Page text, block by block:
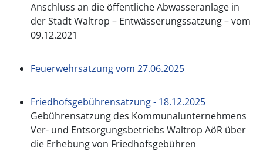
Anschluss an die öffentliche Abwasseranlage in
der Stadt Waltrop – Entwässerungssatzung – vom
09.12.2021
Feuerwehrsatzung vom 27.06.2025
Friedhofsgebührensatzung - 18.12.2025
Gebührensatzung des Kommunalunternehmens
Ver- und Entsorgungsbetriebs Waltrop AöR über
die Erhebung von Friedhofsgebühren